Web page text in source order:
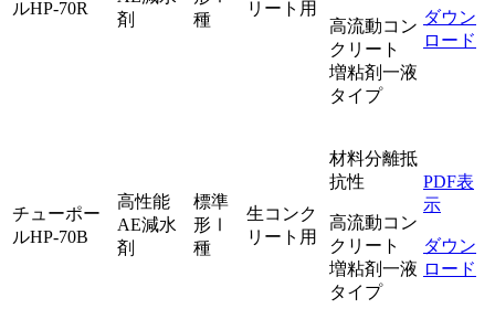
ルHP-70R
剤
種
リート用
高流動コン
クリート
増粘剤一液
タイプ
ダウン
ロード
チューポー
ルHP-70B
高性能
AE減水
剤
標準
形Ⅰ
種
生コンク
リート用
材料分離抵
抗性
高流動コン
クリート
増粘剤一液
タイプ
PDF表
示
ダウン
ロード